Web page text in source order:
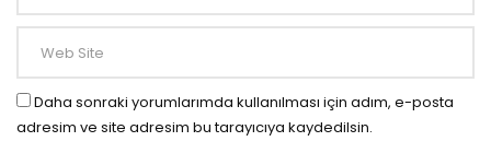
Daha sonraki yorumlarımda kullanılması için adım, e-posta
adresim ve site adresim bu tarayıcıya kaydedilsin.